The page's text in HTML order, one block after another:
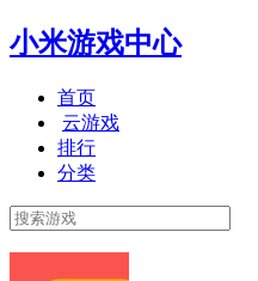
小米游戏中心
首页
云游戏
排行
分类